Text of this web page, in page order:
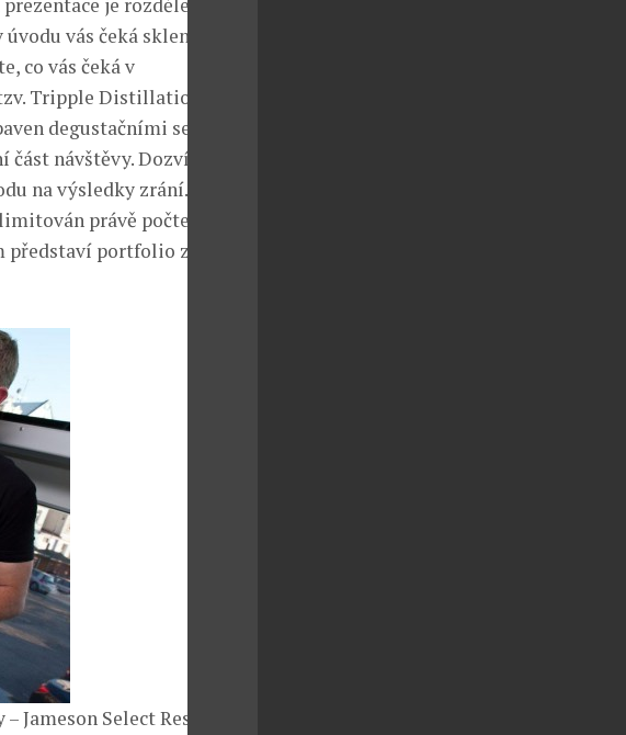
vás čeká sklenka
co vás čeká v
Tripple Distillation
degustačními sedadly a
návštěvy. Dozvíte se
na výsledky zrání.
právě počtem
představí portfolio značky
Select Reserve,